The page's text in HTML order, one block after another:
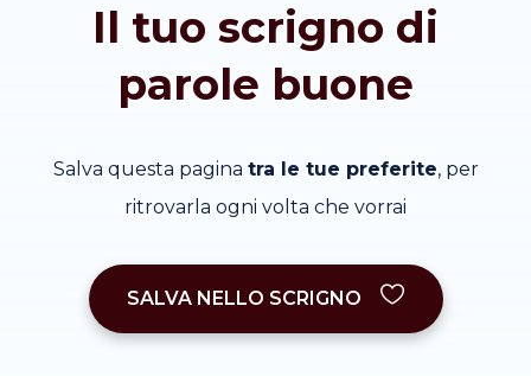
Il tuo scrigno di
parole buone
Salva questa pagina tra le tue preferite, per
ritrovarla ogni volta che vorrai
SALVA NELLO SCRIGNO